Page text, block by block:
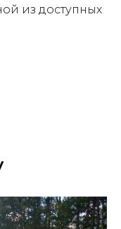
из доступных